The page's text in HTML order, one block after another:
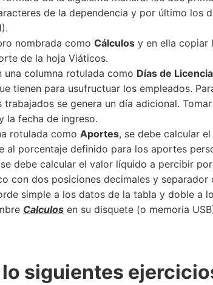
de la dependencia y por último los
nombrada como Cálculos y en ella copiar
de la hoja Viáticos.
columna rotulada como Días de
tienen para usufructuar los empleados.
se genera un día adicional.
la fecha de ingreso.
rotulada como Aportes, se debe calcular
al porcentaje definido para los aportes
debe calcular el valor líquido a percibir
con dos posiciones decimales y separador
simple a los datos de la tabla y doble a
Calculos en su disquete (o memoria
siguientes